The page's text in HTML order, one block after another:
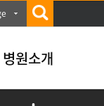
병원소개